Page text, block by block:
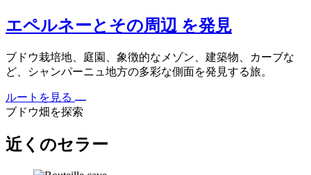
エペルネーとその周辺 を発見
ブドウ栽培地、庭園、象徴的なメゾン、建築物、カーブな
ど、シャンパーニュ地方の多彩な側面を発見する旅。
ルートを見る
ブドウ畑を探索
近くのセラー